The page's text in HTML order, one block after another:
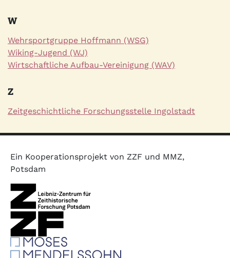
W
Wehrsportgruppe Hoffmann (WSG)
Wiking-Jugend (WJ)
Wirtschaftliche Aufbau-Vereinigung (WAV)
Z
Zeitgeschichtliche Forschungsstelle Ingolstadt
Ein Kooperationsprojekt von ZZF und MMZ,
Potsdam